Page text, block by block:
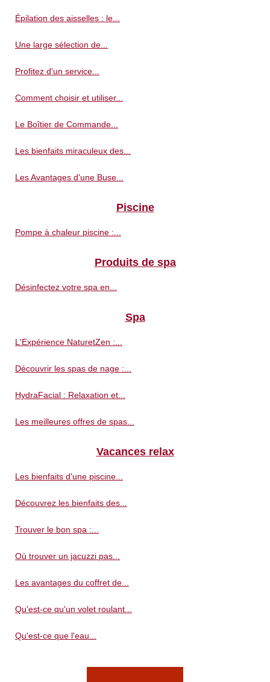
Épilation des aisselles : le...
Une large sélection de...
Profitez d'un service...
Comment choisir et utiliser...
Le Boîtier de Commande...
Les bienfaits miraculeux des...
Les Avantages d'une Buse...
Piscine
Pompe à chaleur piscine :...
Produits de spa
Désinfectez votre spa en...
Spa
L'Expérience NaturetZen :...
Découvrir les spas de nage :...
HydraFacial : Relaxation et...
Les meilleures offres de spas...
Vacances relax
Les bienfaits d'une piscine...
Découvrez les bienfaits des...
Trouver le bon spa :...
Où trouver un jacuzzi pas...
Les avantages du coffret de...
Qu'est-ce qu'un volet roulant...
Qu'est-ce que l'eau...